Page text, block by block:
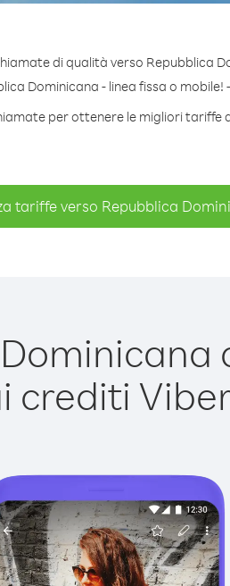
di qualità verso Repubblica
Dominicana - linea fissa o
per ottenere le migliori tariffe
tariffe verso Repubblica
crediti